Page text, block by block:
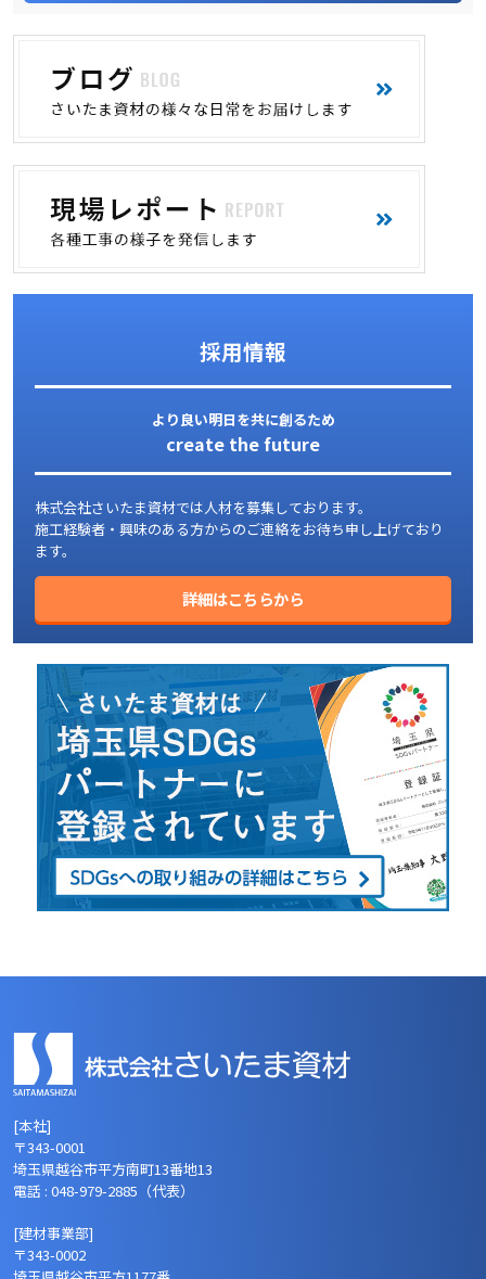
採用情報
より良い明日を共に創るため
create the future
株式会社さいたま資材では人材を募集しております。
施工経験者・興味のある方からのご連絡をお待ち申し上げており
ます。
詳細はこちらから
[本社]
〒343-0001
埼玉県越谷市平方南町13番地13
電話 : 048-979-2885（代表）
[建材事業部]
〒343-0002